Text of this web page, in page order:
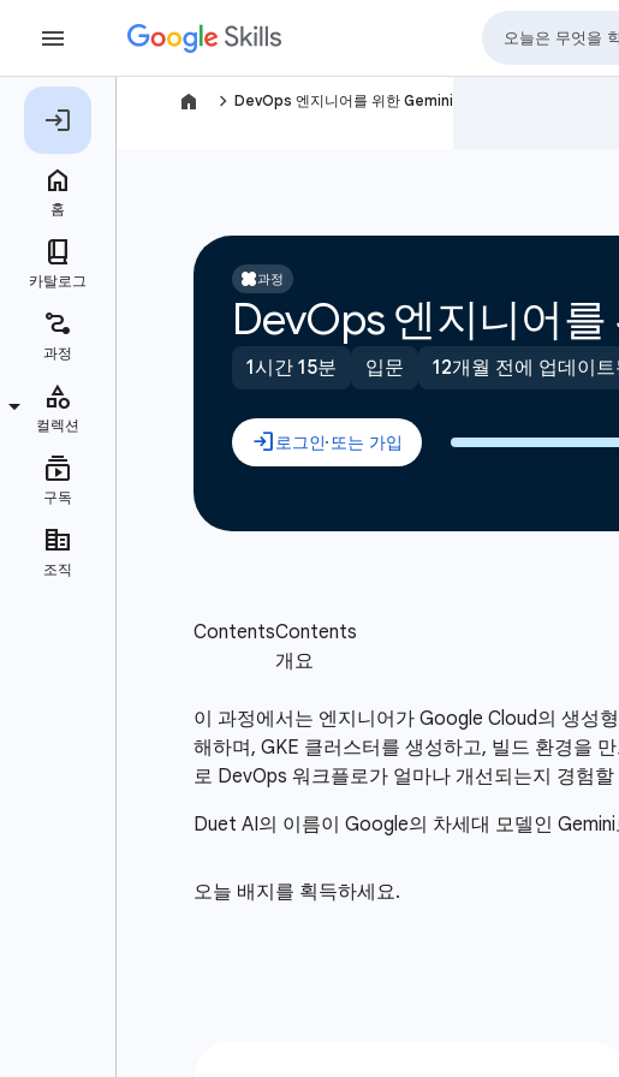
navigate_next DevOps 엔지니어를 위한 Gemini
과정
DevOps 엔지니어
1시간 15분 입문 12개월 전에 업데이트
이 과정에서는 엔지니어가 Google Cloud의 생성
해하며, GKE 클러스터를 생성하고, 빌드 환경을
로 DevOps 워크플로가 얼마나 개선되는지 경험
Duet AI의 이름이 Google의 차세대 모델인
오늘 배지를 획득하세요.